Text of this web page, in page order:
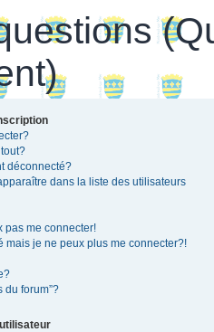
déconnecté?
dans la liste des utilisateurs
pas me connecter!
mais je ne peux plus me connecter?!
du forum”?